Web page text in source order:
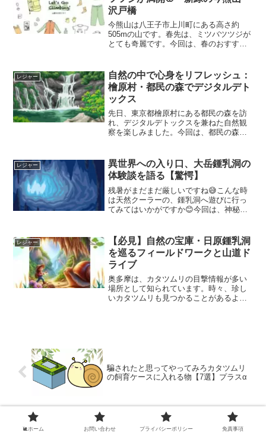
道」をご紹介します㊙️
沢戸橋
今熊山は八王子市上川町にある高さ約
505mの山です。春先は、ミツバツツジが
とても奇麗です。今回は、春のおすすめ
レジャー
自然の中で心身をリフレッシュ：
檜原村・都民の森でデジタルデト
ックス
先日、東京都檜原村にある都民の森を訪
れ、デジタルデトックスを兼ねた自然観
察を楽しみました。今回は、都民の森の
レジャー
異世界への入り口、大岳鍾乳洞の
体験談を語る【驚愕】
残暑がまだまだ厳しいですね😅こんな時
は天然クーラーの、鍾乳洞へ遊びに行っ
てみてはいかがですか😊今回は、神秘的
ます！
レジャー
【必見】自然の宝庫・日原鍾乳洞
を巡るフィールドワークと山道ド
ライブ
奥多摩は、カタツムリの目撃情報が多い
場所として知られています。時々、珍し
いカタツムリも見つかることがあるよう
騙されたと思ってやってみろカタツムリ
の飼育ケースに入れる物【7選】プラスα
とんでもなく参考になりすぎるミスジマ
🐌ホーム お問い合わせ プライバシーポリシー 免責事項